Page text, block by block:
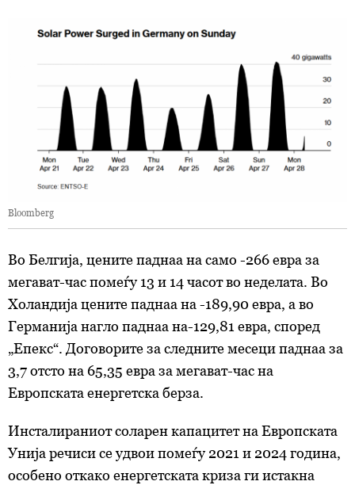
Bloomberg
Во Белгија, цените паднаа на само -266 евра за
мегават-час помеѓу 13 и 14 часот во неделата. Во
Холандија цените паднаа на -189,90 евра, а во
Германија нагло паднаа на-129,81 евра, според
„Епекс“. Договорите за следните месеци паднаа за
3,7 отсто на 65,35 евра за мегават-час на
Европската енергетска берза.
Инсталираниот соларен капацитет на Европската
Унија речиси се удвои помеѓу 2021 и 2024 година,
особено откако енергетската криза ги истакна